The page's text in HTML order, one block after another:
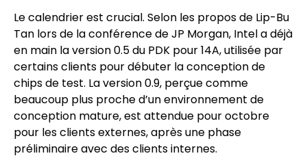
Le calendrier est crucial. Selon les propos de Lip-Bu
Tan lors de la conférence de JP Morgan, Intel a déjà
en main la version 0.5 du PDK pour 14A, utilisée par
certains clients pour débuter la conception de
chips de test. La version 0.9, perçue comme
beaucoup plus proche d’un environnement de
conception mature, est attendue pour octobre
pour les clients externes, après une phase
préliminaire avec des clients internes.